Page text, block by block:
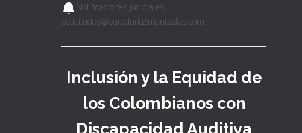
Notificaciones judiciales:
solicitudes@curaduria2manizales.com
Inclusión y la Equidad de
los Colombianos con
Discapacidad Auditiva